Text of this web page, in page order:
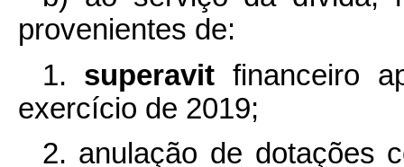
provenientes de:
1. superavit financeiro
exercício de 2019;
2. anulação de dotações